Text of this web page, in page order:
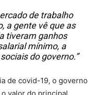
de trabalho
a gente vê que as
tiveram ganhos
mínimo, a
do governo.”
de covid-19, o governo
valor do principal